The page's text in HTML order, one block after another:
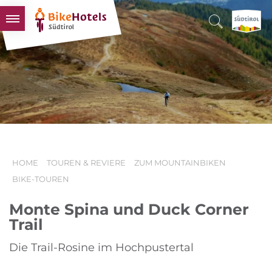
BIKEHOTELS
HOTELS & PAKETE
TOUREN & REVIERE
SÜDTIROL & WIR
HOME TOUREN & REVIERE
ZUM MOUNTAINBIKEN
BIKE-TOUREN
Monte Spina und Duck Corner
Trail
Die Trail-Rosine im Hochpustertal